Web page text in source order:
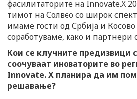
фасилитаторите на Innovate.X
тимот на Солвео со широк
имаме гости од Србија и Косово
соработуваме, како и
Кои се клучните предизвици
соочуваат иноваторите во
Innovate. X планира да им
решавање?